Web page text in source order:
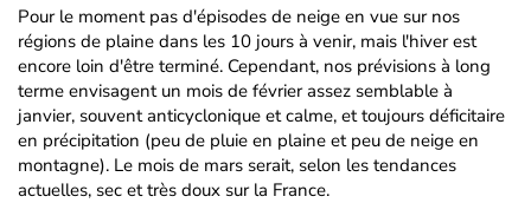
Pour le moment pas d'épisodes de neige en vue sur nos
régions de plaine dans les 10 jours à venir, mais l'hiver est
encore loin d'être terminé. Cependant, nos prévisions à long
terme envisagent un mois de février assez semblable à
janvier, souvent anticyclonique et calme, et toujours déficitaire
en précipitation (peu de pluie en plaine et peu de neige en
montagne). Le mois de mars serait, selon les tendances
actuelles, sec et très doux sur la France.